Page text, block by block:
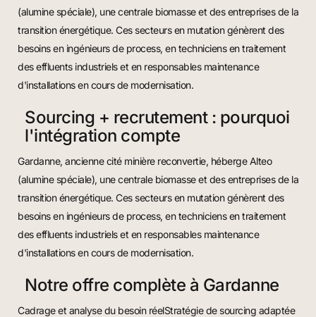
(alumine spéciale), une centrale biomasse et des entreprises de la
transition énergétique. Ces secteurs en mutation génèrent des
besoins en ingénieurs de process, en techniciens en traitement
des effluents industriels et en responsables maintenance
d'installations en cours de modernisation.
Sourcing + recrutement : pourquoi
l'intégration compte
Gardanne, ancienne cité minière reconvertie, héberge Alteo
(alumine spéciale), une centrale biomasse et des entreprises de la
transition énergétique. Ces secteurs en mutation génèrent des
besoins en ingénieurs de process, en techniciens en traitement
des effluents industriels et en responsables maintenance
d'installations en cours de modernisation.
Notre offre complète à Gardanne
Cadrage et analyse du besoin réelStratégie de sourcing adaptée